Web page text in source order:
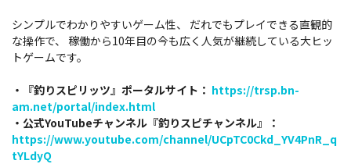
シンプルでわかりやすいゲーム性、 だれでもプレイできる直観的
な操作で、 稼働から10年目の今も広く人気が継続している大ヒッ
トゲームです。
・『釣りスピリッツ』ポータルサイト： https://trsp.bn-
am.net/portal/index.html
・公式YouTubeチャンネル『釣りスピチャンネル』：
https://www.youtube.com/channel/UCpTC0Ckd_YV4PnR_q
tYLdyQ